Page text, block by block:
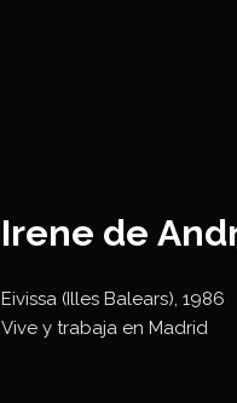
Irene de
Eivissa (Illes Balears), 1986
Vive y trabaja en Madrid